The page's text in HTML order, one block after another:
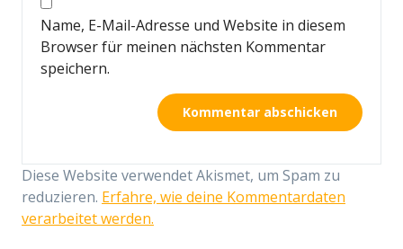
Name, E-Mail-Adresse und Website in diesem
Browser für meinen nächsten Kommentar
speichern.
Diese Website verwendet Akismet, um Spam zu
reduzieren. Erfahre, wie deine Kommentardaten
verarbeitet werden.